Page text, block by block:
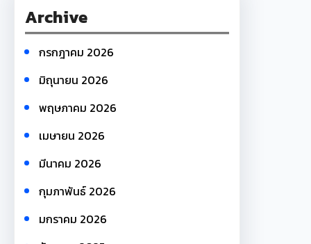
c
h
Archive
กรกฎาคม 2026
มิถุนายน 2026
พฤษภาคม 2026
เมษายน 2026
มีนาคม 2026
กุมภาพันธ์ 2026
มกราคม 2026